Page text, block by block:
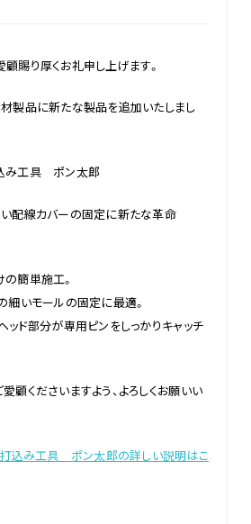
賜り厚くお礼申し上げます。
製品に新たな製品を追加いたしまし
み工具 ポン太郎
い配線カバーの固定に新たな革命
簡単施工。
細いモールの固定に最適。
ッド部分が専用ピンをしっかりキャッチ
顧くださいますよう、よろしくお願いい
込み工具 ポン太郎の詳しい説明はこ